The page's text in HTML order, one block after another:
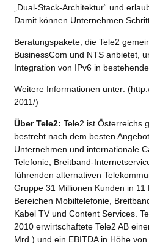
„Dual-Stack-Architektur“ und
Damit können Unternehmen
Beratungspakete, die Tele2
BusinessCom und NTS anbietet,
Integration von IPv6 in
Weitere Informationen unter:
2011/)
Über Tele2: Tele2 ist Österreichs
bestrebt nach dem besten
Unternehmen und internationale
Telefonie, Breitband-
führenden alternativen
Gruppe 31 Millionen Kunden in
Bereichen Mobiltelefonie,
Kabel TV und Content Services.
2010 erwirtschaftete Tele2 AB
Mrd.) und ein EBITDA in Höhe